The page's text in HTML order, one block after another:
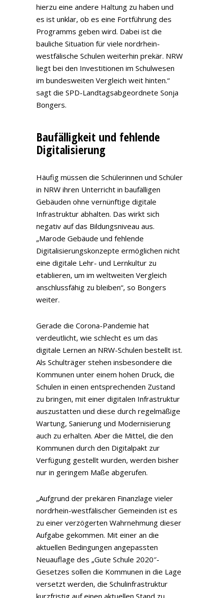
hierzu eine andere Haltung zu haben und
es ist unklar, ob es eine Fortführung des
Programms geben wird. Dabei ist die
bauliche Situation für viele nordrhein-
westfälische Schulen weiterhin prekär. NRW
liegt bei den Investitionen im Schulwesen
im bundesweiten Vergleich weit hinten.“
sagt die SPD-Landtagsabgeordnete Sonja
Bongers.
Baufälligkeit und fehlende
Digitalisierung
Häufig müssen die Schülerinnen und Schüler
in NRW ihren Unterricht in baufälligen
Gebäuden ohne vernünftige digitale
Infrastruktur abhalten. Das wirkt sich
negativ auf das Bildungsniveau aus.
„Marode Gebäude und fehlende
Digitalisierungskonzepte ermöglichen nicht
eine digitale Lehr- und Lernkultur zu
etablieren, um im weltweiten Vergleich
anschlussfähig zu bleiben“, so Bongers
weiter.
Gerade die Corona-Pandemie hat
verdeutlicht, wie schlecht es um das
digitale Lernen an NRW-Schulen bestellt ist.
Als Schulträger stehen insbesondere die
Kommunen unter einem hohen Druck, die
Schulen in einen entsprechenden Zustand
zu bringen, mit einer digitalen Infrastruktur
auszustatten und diese durch regelmäßige
Wartung, Sanierung und Modernisierung
auch zu erhalten. Aber die Mittel, die den
Kommunen durch den Digitalpakt zur
Verfügung gestellt wurden, werden bisher
nur in geringem Maße abgerufen.
„Aufgrund der prekären Finanzlage vieler
nordrhein-westfälischer Gemeinden ist es
zu einer verzögerten Wahrnehmung dieser
Aufgabe gekommen. Mit einer an die
aktuellen Bedingungen angepassten
Neuauflage des „Gute Schule 2020″-
Gesetzes sollen die Kommunen in die Lage
versetzt werden, die Schulinfrastruktur
kurzfristig auf einen aktuellen Stand zu